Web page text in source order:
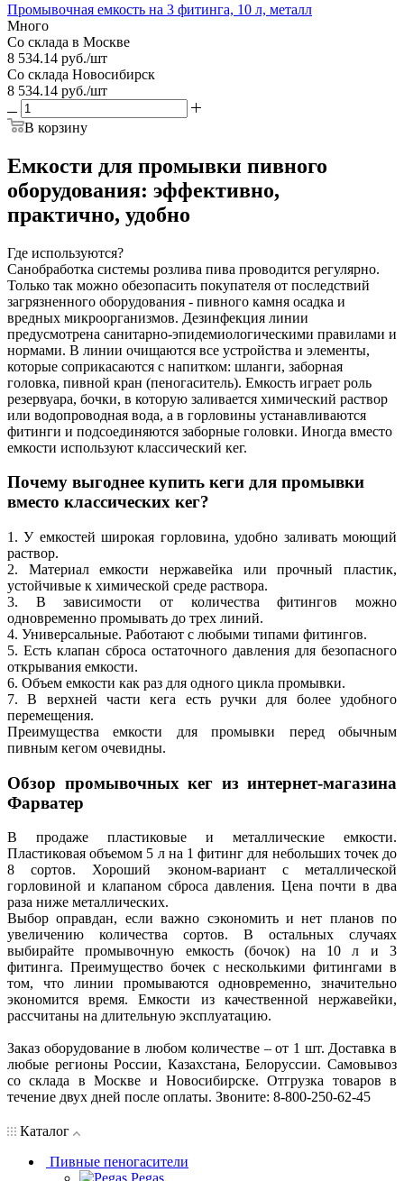
Промывочная емкость на 3 фитинга, 10 л, металл
Много
Со склада в Москве
8 534.14 руб./шт
Со склада Новосибирск
8 534.14 руб./шт
В корзину
Емкости для промывки пивного
оборудования: эффективно,
практично, удобно
Где используются?
Санобработка системы розлива пива проводится регулярно.
Только так можно обезопасить покупателя от последствий
загрязненного оборудования - пивного камня осадка и
вредных микроорганизмов. Дезинфекция линии
предусмотрена санитарно-эпидемиологическими правилами и
нормами. В линии очищаются все устройства и элементы,
которые соприкасаются с напитком: шланги, заборная
головка, пивной кран (пеногаситель). Емкость играет роль
резервуара, бочки, в которую заливается химический раствор
или водопроводная вода, а в горловины устанавливаются
фитинги и подсоединяются заборные головки. Иногда вместо
емкости используют классический кег.
Почему выгоднее купить кеги для промывки
вместо классических кег?
1. У емкостей широкая горловина, удобно заливать моющий
раствор.
2. Материал емкости нержавейка или прочный пластик,
устойчивые к химической среде раствора.
3. В зависимости от количества фитингов можно
одновременно промывать до трех линий.
4. Универсальные. Работают с любыми типами фитингов.
5. Есть клапан сброса остаточного давления для безопасного
открывания емкости.
6. Объем емкости как раз для одного цикла промывки.
7. В верхней части кега есть ручки для более удобного
перемещения.
Преимущества емкости для промывки перед обычным
пивным кегом очевидны.
Обзор промывочных кег из интернет-магазина
Фарватер
В продаже пластиковые и металлические емкости.
Пластиковая объемом 5 л на 1 фитинг для небольших точек до
8 сортов. Хороший эконом-вариант с металлической
горловиной и клапаном сброса давления. Цена почти в два
раза ниже металлических.
Выбор оправдан, если важно сэкономить и нет планов по
увеличению количества сортов. В остальных случаях
выбирайте промывочную емкость (бочок) на 10 л и 3
фитинга. Преимущество бочек с несколькими фитингами в
том, что линии промываются одновременно, значительно
экономится время. Емкости из качественной нержавейки,
рассчитаны на длительную эксплуатацию.
Заказ оборудование в любом количестве – от 1 шт. Доставка в
любые регионы России, Казахстана, Белоруссии. Самовывоз
со склада в Москве и Новосибирске. Отгрузка товаров в
течение двух дней после оплаты. Звоните: 8-800-250-62-45
Каталог
Пивные пеногасители